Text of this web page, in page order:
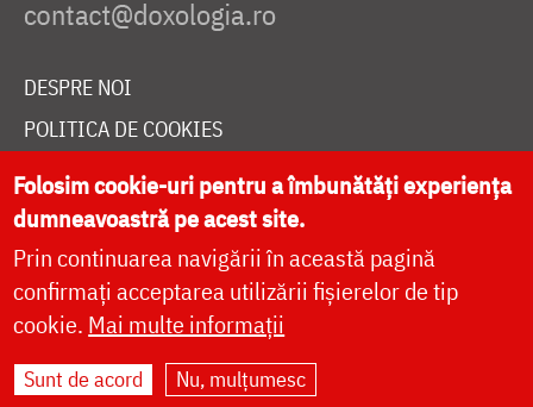
DESPRE NOI
POLITICA DE COOKIES
DONEAZĂ ONLINE PENTRU CATEDRALA NAȚIONALĂ
LIVE
Site dezvoltat deDOXOLOGIA MEDIA
Folosim cookie-uri pentru a îmbunătăți experiența
dumneavoastră pe acest site.
Prin continuarea navigării în această pagină
confirmați acceptarea utilizării fișierelor de tip
cookie. Mai multe informații
Sunt de acord Nu, mulțumesc